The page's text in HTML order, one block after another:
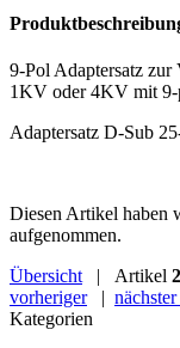
9-Pol Adaptersatz zur
1KV oder 4KV mit 9-
Adaptersatz D-Sub
Diesen Artikel haben
aufgenommen.
Übersicht| Artikel
vorheriger| nächster
Kategorien